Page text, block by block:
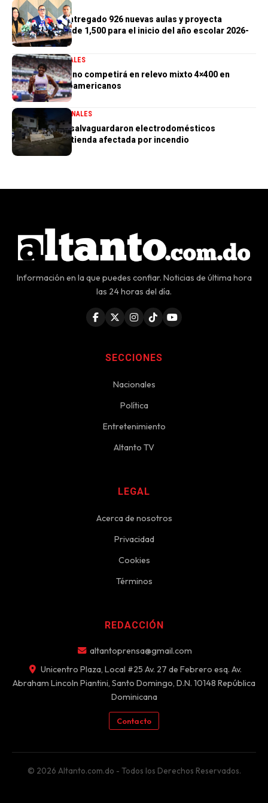
GENERALES
Gobierno ha entregado 926 nuevas aulas y proyecta
alcanzar meta de 1,500 para el inicio del año escolar 2026-
2027
DEPORTESGENERALES
Marileidy Paulino competirá en relevo mixto 4×400 en
Juegos Centroamericanos
GENERALES NACIONALES
PN aclara que salvaguardaron electrodomésticos
sustraídos de tienda afectada por incendio
Información en la que puedes confiar. Noticias de última hora
las 24 horas del día.
SECCIONES
Nacionales
Política
Entretenimiento
Altanto TV
LEGAL
Acerca de nosotros
Privacidad
Cookies
Términos
REDACCIÓN
altantoprensa@gmail.com
Unicentro Plaza, Local #25 Av. 27 de Febrero esq. Av.
Abraham Lincoln Piantini, Santo Domingo, D.N. 10148 República
Dominicana
Contacto
© 2026 Altanto.com.do - Todos los Derechos Reservados.